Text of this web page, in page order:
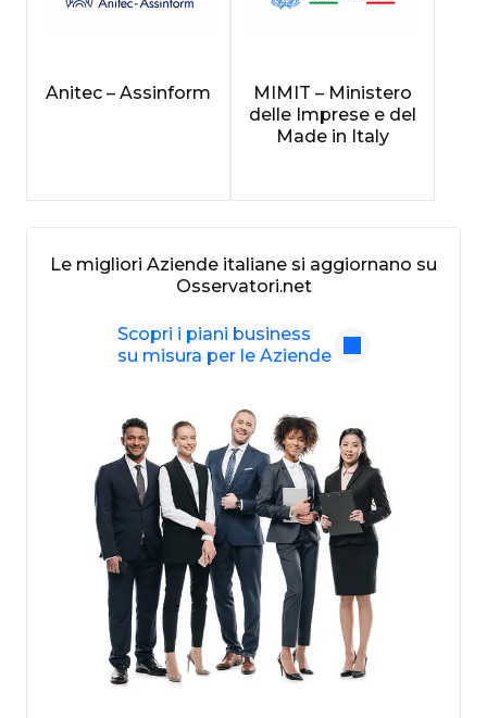
Le migliori Aziende italiane si aggiornano su
Osservatori.net
Scopri i piani business
su misura per le Aziende
Anitec – Assinform
MIMIT – Ministero
delle Imprese e del
Made in Italy